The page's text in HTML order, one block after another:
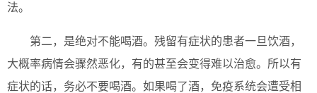
法。
第二，是绝对不能喝酒。残留有症状的患者一旦饮酒，
大概率病情会骤然恶化，有的甚至会变得难以治愈。所以有
症状的话，务必不要喝酒。如果喝了酒，免疫系统会遭受相